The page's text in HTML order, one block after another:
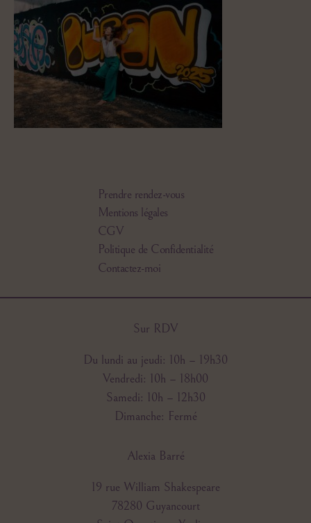
Prendre rendez-vous
Mentions légales
CGV
Politique de Confidentialité
Contactez-moi
Sur RDV
Du lundi au jeudi: 10h – 19h30
Vendredi: 10h – 18h00
Samedi: 10h – 12h30
Dimanche: Fermé
Alexia Barré
19 rue William Shakespeare
78280 Guyancourt